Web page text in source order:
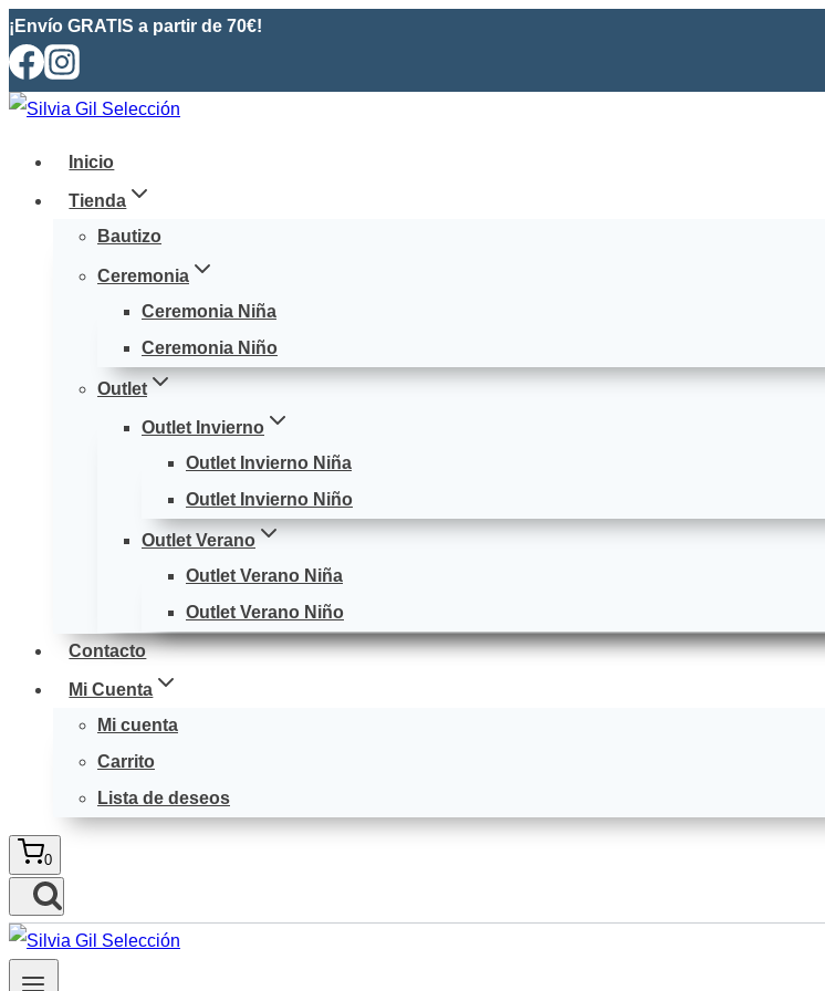
Saltar
al
contenido
¡Envío GRATIS a partir de 70€!
Inicio
Tienda
Bautizo
Ceremonia
Ceremonia Niña
Ceremonia Niño
Outlet
Outlet Invierno
Outlet Invierno Niña
Outlet Invierno Niño
Outlet Verano
Outlet Verano Niña
Outlet Verano Niño
Contacto
Mi Cuenta
Mi cuenta
Carrito
Lista de deseos
0